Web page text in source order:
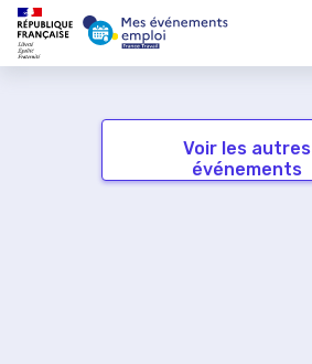
Voir les autres
événements